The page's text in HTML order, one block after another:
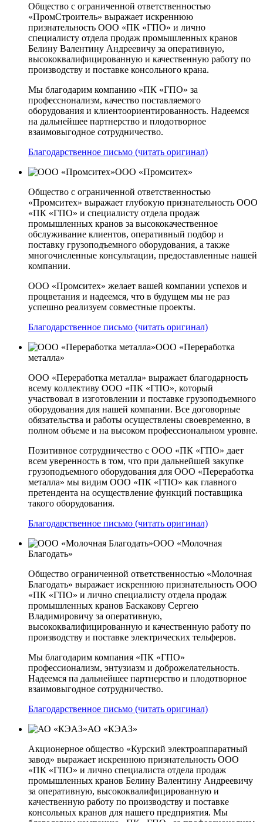
Общество с ограниченной ответственностью
«ПромСтроитель» выражает искреннюю
признательность ООО «ПК «ГПО» и лично
специалисту отдела продаж промышленных кранов
Белину Валентину Андреевичу за оперативную,
высококвалифицированную и качественную работу по
производству и поставке консольного крана.
Мы благодарим компанию «ПК «ГПО» за
професснонализм, качество поставляемого
оборудования и клиентоориентированность. Надеемся
на дальнейшее партнерство и плодотворное
взаимовыгодное сотрудничество.
Благодарственное письмо (читать оригинал)
ООО «Промситех»
Общество с ограниченной ответственностью
«Промситех» выражает глубокую признательность ООО
«ПК «ГПО» и специалисту отдела продаж
промышленных кранов за высококачественное
обслуживание клиентов, оперативный подбор и
поставку грузоподъемного оборудования, а также
многочисленные консультации, предоставленные нашей
компании.
ООО «Промситех» желает вашей компании успехов и
процветания и надеемся, что в будущем мы не раз
успешно реализуем совместные проекты.
Благодарственное письмо (читать оригинал)
ООО «Переработка
металла»
ООО «Переработка металла» выражает благодарность
всему коллективу ООО «ПК «ГПО», который
участвовал в изготовлении и поставке грузоподъемного
оборудования для нашей компании. Все договорные
обязательства и работы осуществлены своевременно, в
полном объеме и на высоком профессиональном уровне.
Позитивное сотрудничество с ООО «ПК «ГПО» дает
всем уверенность в том, что при дальнейшей закупке
грузоподъемного оборудования для ООО «Переработка
металла» мы видим ООО «ПК «ГПО» как главного
претендента на осуществление функций поставщика
такого оборудования.
Благодарственное письмо (читать оригинал)
ООО «Молочная
Благодать»
Общество ограниченной ответственностью «Молочная
Благодать» выражает искреннюю признательность ООО
«ПК «ГПО» и лично специалисту отдела продаж
промышленных кранов Баскакову Сергею
Владимировичу за оперативную,
высококвалифицированную и качественную работу по
производству и поставке электрических тельферов.
Мы благодарим компания «ПК «ГПО»
профессионализм, энтузиазм и доброжелательность.
Надеемся па дальнейшее партнерство и плодотворное
взаимовыгодное сотрудничество.
Благодарственное письмо (читать оригинал)
АО «КЭАЗ»
Акционерное общество «Курский электроаппаратный
завод» выражает искреннюю признательность ООО
«ПК «ГПО» и лично специалиста отдела продаж
промышленных кранов Белину Валентину Андреевичу
за оперативную, высококвалифицированную и
качественную работу по производству и поставке
консольных кранов для нашего предприятия. Мы